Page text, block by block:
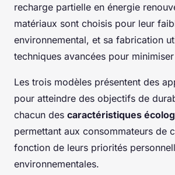
recharge partielle en énergie
matériaux sont choisis pour leur
environnemental, et sa fabrication
techniques avancées pour
Les trois modèles présentent des
pour atteindre des objectifs de
chacun des caractéristiques
permettant aux consommateurs de
fonction de leurs priorités
environnementales.